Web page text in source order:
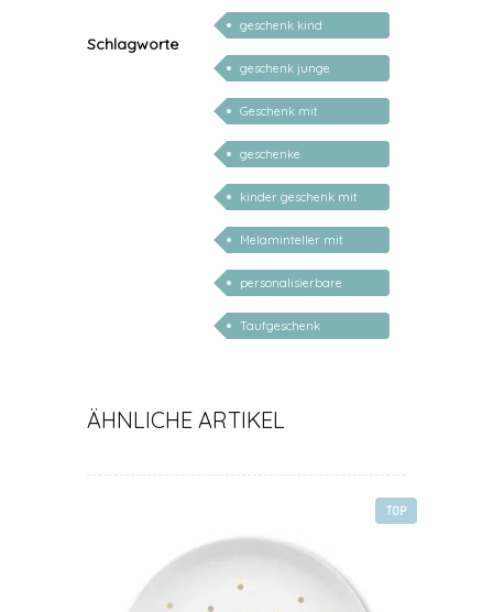
Schlagworte
namen
geschenk kind
personalisiert
geschenk junge
mädchen
Geschenk mit
persönlichem Namen
geschenke
personalisiert kinder
kinder geschenk mit
namen
Melaminteller mit
Namen
personalisierbare
geschenke zur geburt
Taufgeschenk
ÄHNLICHE ARTIKEL
TOP